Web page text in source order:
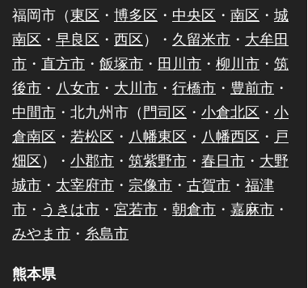
福岡市（東区 ・ 博多区 ・ 中央区 ・ 南区 ・ 城
南区 ・ 早良区 ・ 西区）・ 久留米市 ・ 大牟田
市 ・ 直方市 ・ 飯塚市 ・ 田川市 ・ 柳川市 ・ 筑
後市 ・ 八女市 ・ 大川市 ・ 行橋市 ・ 豊前市 ・
中間市 ・北九州市（門司区 ・ 小倉北区 ・ 小
倉南区 ・ 若松区 ・ 八幡東区 ・ 八幡西区 ・ 戸
畑区）・ 小郡市 ・ 筑紫野市 ・ 春日市 ・ 大野
城市 ・ 太宰府市 ・ 宗像市 ・ 古賀市 ・ 福津
市 ・ うきは市 ・ 宮若市 ・ 朝倉市 ・ 嘉麻市 ・
みやま市 ・ 糸島市
熊本県